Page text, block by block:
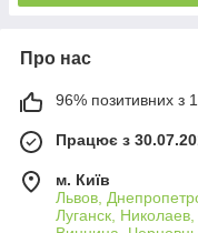
Про нас
96% позитивних з
Працює з
м. Київ
Львов,
Луганск,